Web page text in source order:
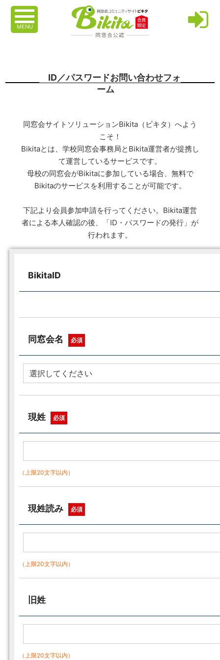
MENU
ID／パスワードお問い合わせフォ
ーム
同窓会サイトソリューションBikita（ビキタ）へよう
こそ！
Bikitaとは、学校同窓会事務局とBikita運営者が提携し
て運営しているサービスです。
母校の同窓会がBikitaに参加している場合、無料で
Bikitaのサービスを利用することが可能です。
下記より会員参加申請を行ってください。Bikita運営
者による本人確認の後、「ID・パスワードの発行」が
行われます。
BikitaID
同窓会名 必須
現姓 必須
（上限20文字以内）
現姓読み 必須
（上限20文字以内）
旧姓
（上限20文字以内）